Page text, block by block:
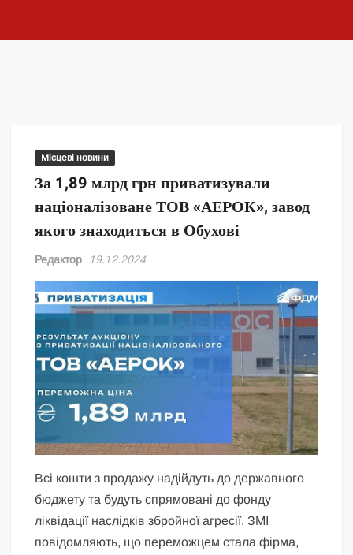
Місцеві новини
За 1,89 млрд грн приватизували
націоналізоване ТОВ «АЕРОК», завод
якого знаходиться в Обухові
Редактор 19.12.2024
Всі кошти з продажу надійдуть до державного
бюджету та будуть спрямовані до фонду
ліквідації наслідків збройної агресії. ЗМІ
повідомляють, що переможцем стала фірма,